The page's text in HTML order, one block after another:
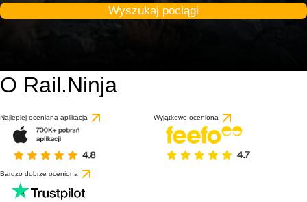
Wyszukaj pociągi
O Rail.Ninja
Najlepiej oceniana aplikacja Wyjątkowo oceniona
Bardzo dobrze oceniona